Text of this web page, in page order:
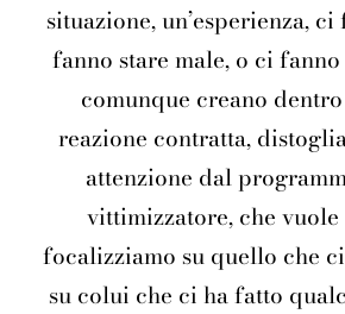
situazione, un’esperienza,
fanno stare male, o ci
comunque creano
reazione contratta,
attenzione dal
vittimizzatore, che
focalizziamo su quello che
su colui che ci ha fatto